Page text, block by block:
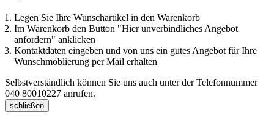
Legen Sie Ihre Wunschartikel in den Warenkorb
Im Warenkorb den Button "Hier unverbindliches Angebot
anfordern" anklicken
Kontaktdaten eingeben und von uns ein gutes Angebot für Ihre
Wunschmöblierung per Mail erhalten
Selbstverständlich können Sie uns auch unter der Telefonnummer
040 80010227 anrufen.
schließen